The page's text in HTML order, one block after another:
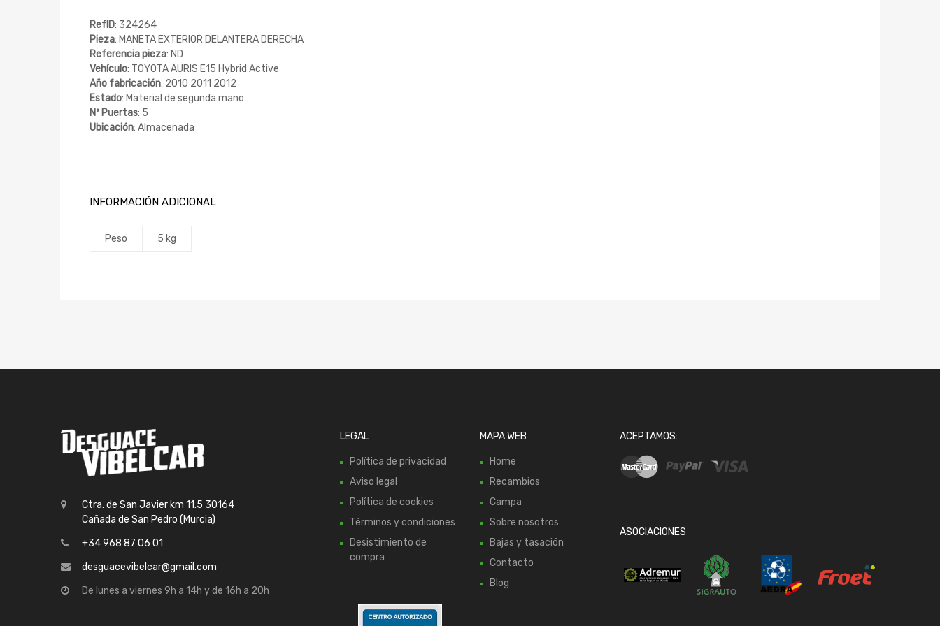
RefID: 324264
Pieza: MANETA EXTERIOR DELANTERA DERECHA
Referencia pieza: ND
Vehículo: TOYOTA AURIS E15 Hybrid Active
Año fabricación: 2010 2011 2012
Estado: Material de segunda mano
Nº Puertas: 5
Ubicación: Almacenada
INFORMACIÓN ADICIONAL
Peso 5 kg
Ctra. de San Javier km 11.5 30164
Cañada de San Pedro (Murcia)
+34 968 87 06 01
desguacevibelcar@gmail.com
De lunes a viernes 9h a 14h y de 16h a 20h
LEGAL
Política de privacidad
Aviso legal
Política de cookies
Términos y condiciones
Desistimiento de
compra
MAPA WEB
Home
Recambios
Campa
Sobre nosotros
Bajas y tasación
Contacto
Blog
ACEPTAMOS:
ASOCIACIONES